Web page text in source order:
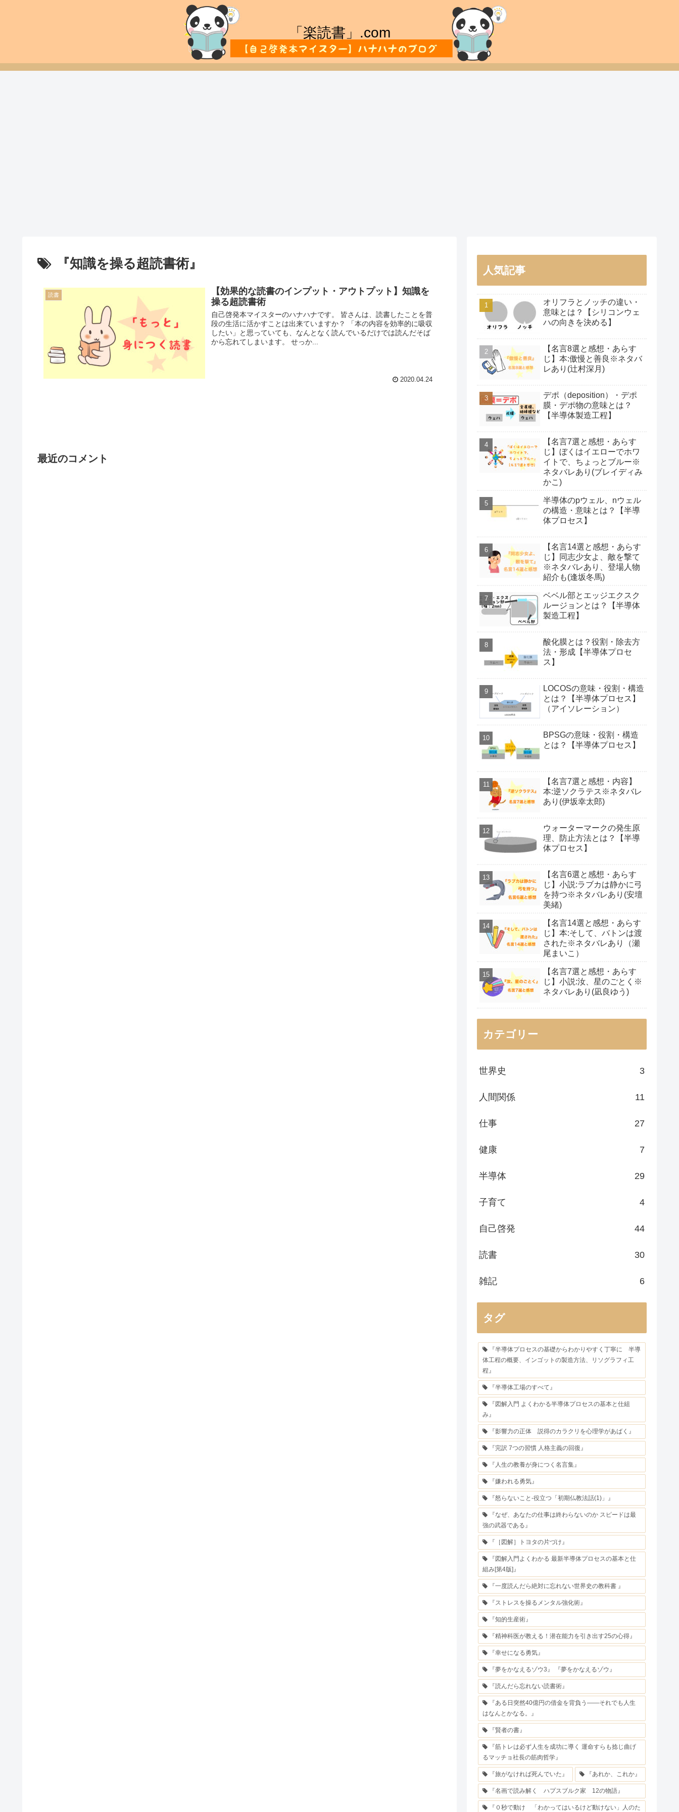
「楽読書」.com
『知識を操る超読書術』
読書
【効果的な読書のインプット・アウトプット】知識を
操る超読書術
自己啓発本マイスターのハナハナです。 皆さんは、読書したことを普
段の生活に活かすことは出来ていますか？ 「本の内容を効率的に吸収
したい」と思っていても、なんとなく読んでいるだけでは読んだそば
から忘れてしまいます。 せっか...
2020.04.24
最近のコメント
人気記事
オリフラとノッチの違い・
意味とは？【シリコンウェ
ハの向きを決める】
【名言8選と感想・あらす
じ】本:傲慢と善良※ネタバ
レあり(辻村深月)
デポ（deposition）・デポ
膜・デポ物の意味とは？
【半導体製造工程】
【名言7選と感想・あらす
じ】ぼくはイエローでホワ
イトで、ちょっとブルー※
ネタバレあり(ブレイディみ
かこ)
半導体のpウェル、nウェル
の構造・意味とは？【半導
体プロセス】
【名言14選と感想・あらす
じ】同志少女よ、敵を撃て
※ネタバレあり、登場人物
紹介も(逢坂冬馬)
ベベル部とエッジエクスク
ルージョンとは？【半導体
製造工程】
酸化膜とは？役割・除去方
法・形成【半導体プロセ
ス】
LOCOSの意味・役割・構造
とは？【半導体プロセス】
（アイソレーション）
BPSGの意味・役割・構造
とは？【半導体プロセス】
【名言7選と感想・内容】
本:逆ソクラテス※ネタバレ
あり(伊坂幸太郎)
ウォーターマークの発生原
理、防止方法とは？【半導
体プロセス】
【名言6選と感想・あらす
じ】小説:ラブカは静かに弓
を持つ※ネタバレあり(安壇
美緒)
【名言14選と感想・あらす
じ】本:そして、バトンは渡
された※ネタバレあり（瀬
尾まいこ）
【名言7選と感想・あらす
じ】小説:汝、星のごとく※
ネタバレあり(凪良ゆう)
カテゴリー
世界史 3
人間関係 11
仕事 27
健康 7
半導体 29
子育て 4
自己啓発 44
読書 30
雑記 6
タグ
『半導体プロセスの基礎からわかりやすく丁寧に 半導
体工程の概要、インゴットの製造方法、リソグラフィ工
程』
『半導体工場のすべて』
『図解入門 よくわかる半導体プロセスの基本と仕組
み』
『影響力の正体 説得のカラクリを心理学があばく』
『完訳 7つの習慣 人格主義の回復』
『人生の教養が身につく名言集』
『嫌われる勇気』
『怒らないこと-役立つ「初期仏教法話(1)」』
『なぜ、あなたの仕事は終わらないのか スピードは最
強の武器である』
『［図解］トヨタの片づけ』
『図解入門よくわかる 最新半導体プロセスの基本と仕
組み[第4版]』
『一度読んだら絶対に忘れない世界史の教科書 』
『ストレスを操るメンタル強化術』
『知的生産術』
『精神科医が教える！潜在能力を引き出す25の心得』
『幸せになる勇気』
『夢をかなえるゾウ3』 『夢をかなえるゾウ』
『読んだら忘れない読書術』
『ある日突然40億円の借金を背負う――それでも人生
はなんとかなる。』
『賢者の書』
『筋トレは必ず人生を成功に導く 運命すらも捻じ曲げ
るマッチョ社長の筋肉哲学』
『旅がなければ死んでいた』 『あれか、これか』
『名画で読み解く ハプスブルク家 12の物語』
『０秒で動け 「わかってはいるけど動けない」人のた